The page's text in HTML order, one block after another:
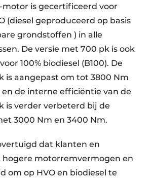
motor is gecertificeerd voor
(diesel geproduceerd op basis
grondstoffen ) in alle
De versie met 700 pk is ook
100% biodiesel (B100). De
is aangepast om tot 3800 Nm
de interne efficiëntie van de
is verder verbeterd bij de
3000 Nm en 3400 Nm.
dat klanten en
motorremvermogen en
om op HVO en biodiesel te